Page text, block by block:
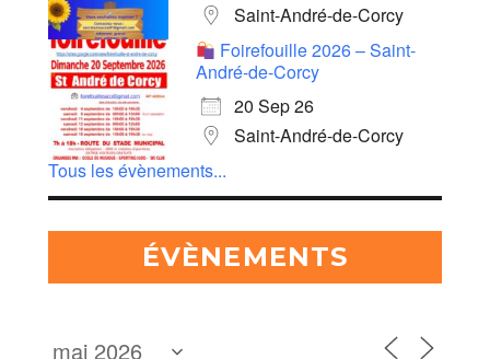
Saint-André-de-Corcy
Foirefouille 2026 – Saint-
André-de-Corcy
20 Sep 26
Saint-André-de-Corcy
Tous les évènements...
ÉVÈNEMENTS